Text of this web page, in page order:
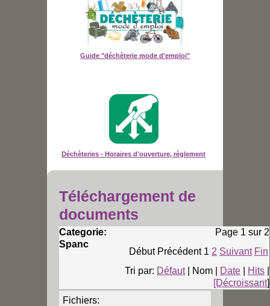
Guide "déchèterie mode d'emploi"
Déchèteries - Horaires d'ouverture, règlement
Téléchargement de
documents
Categorie:
Spanc
Page 1 sur 2
Début Précédent 1 2 Suivant Fin
Tri par: Défaut| Nom | Date Hits
[Décroissant]
Fichiers: